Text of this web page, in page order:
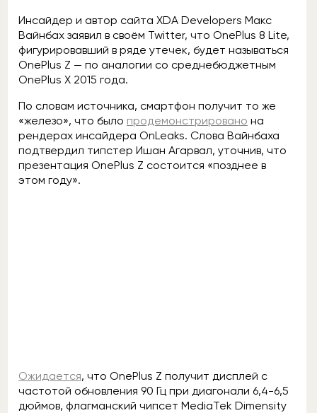
Инсайдер и автор сайта XDA Developers Макс
Вайнбах заявил в своём Twitter, что OnePlus 8 Lite,
фигурировавший в ряде утечек, будет называться
OnePlus Z — по аналогии со среднебюджетным
OnePlus X 2015 года.
По словам источника, смартфон получит то же
«железо», что было продемонстрировано на
рендерах инсайдера OnLeaks. Слова Вайнбаха
подтвердил типстер Ишан Агарвал, уточнив, что
презентация OnePlus Z состоится «позднее в
этом году».
Ожидается, что OnePlus Z получит дисплей с
частотой обновления 90 Гц при диагонали 6,4-6,5
дюймов, флагманский чипсет MediaTek Dimensity